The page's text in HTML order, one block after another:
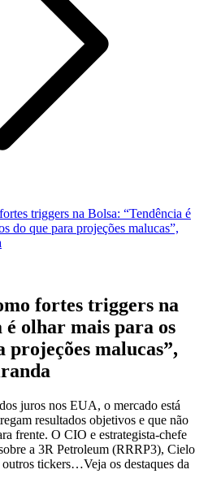
triggers na Bolsa: “Tendência é
do que para projeções malucas”,
fortes triggers na
é olhar mais para os
projeções malucas”,
juros nos EUA, o mercado está
resultados objetivos e que não
frente. O CIO e estrategista-chefe
a 3R Petroleum (RRRP3), Cielo
tickers…Veja os destaques da